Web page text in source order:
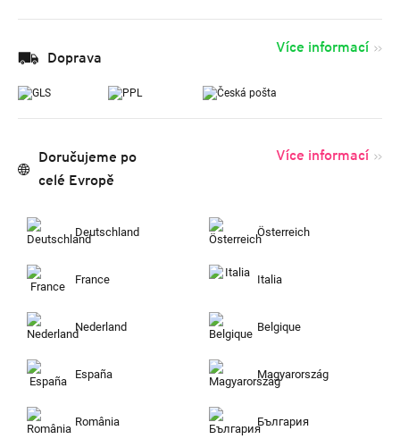
Doprava
Více informací
Doručujeme po
celé Evropě
Více informací
Deutschland Österreich
France Italia
Nederland Belgique
España Magyarország
România България